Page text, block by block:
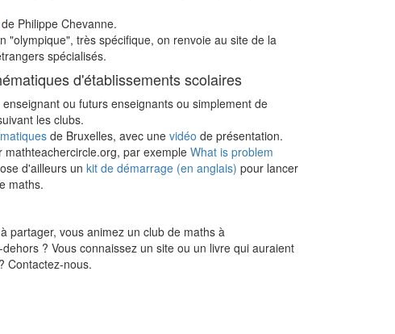
de Philippe Chevanne.
"olympique", très spécifique, on renvoie au site de la
spécialisés.
d'établissements scolaires
ou futurs enseignants ou simplement de
les clubs.
de Bruxelles, avec une vidéo de présentation.
mathteachercircle.org, par exempleWhat is problem
d'ailleurs un kit de démarrage (en anglais) pour lancer
maths.
partager, vous animez un club de maths à
? Vous connaissez un site ou un livre qui auraient
Contactez-nous.